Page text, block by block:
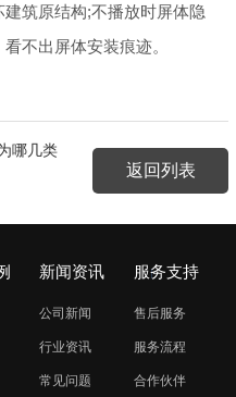
筑原结构;不播放时屏体隐
不出屏体安装痕迹。
返回列表
哪几类
新闻资讯
公司新闻
行业资讯
常见问题
服务支持
售后服务
服务流程
合作伙伴